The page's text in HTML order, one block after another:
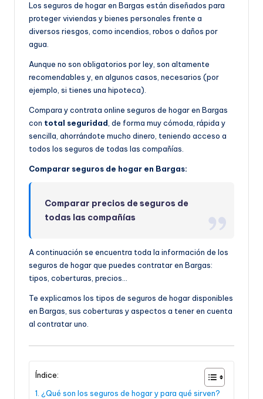
Los seguros de hogar en Bargas están diseñados para
proteger viviendas y bienes personales frente a
diversos riesgos, como incendios, robos o daños por
agua.
Aunque no son obligatorios por ley, son altamente
recomendables y, en algunos casos, necesarios (por
ejemplo, si tienes una hipoteca).
Compara y contrata online seguros de hogar en Bargas
con total seguridad, de forma muy cómoda, rápida y
sencilla, ahorrándote mucho dinero, teniendo acceso a
todos los seguros de todas las compañías.
Comparar seguros de hogar en Bargas:
Comparar precios de seguros de
todas las compañías
A continuación se encuentra toda la información de los
seguros de hogar que puedes contratar en Bargas:
tipos, coberturas, precios…
Te explicamos los tipos de seguros de hogar disponibles
en Bargas, sus coberturas y aspectos a tener en cuenta
al contratar uno.
Índice:
¿Qué son los seguros de hogar y para qué sirven?